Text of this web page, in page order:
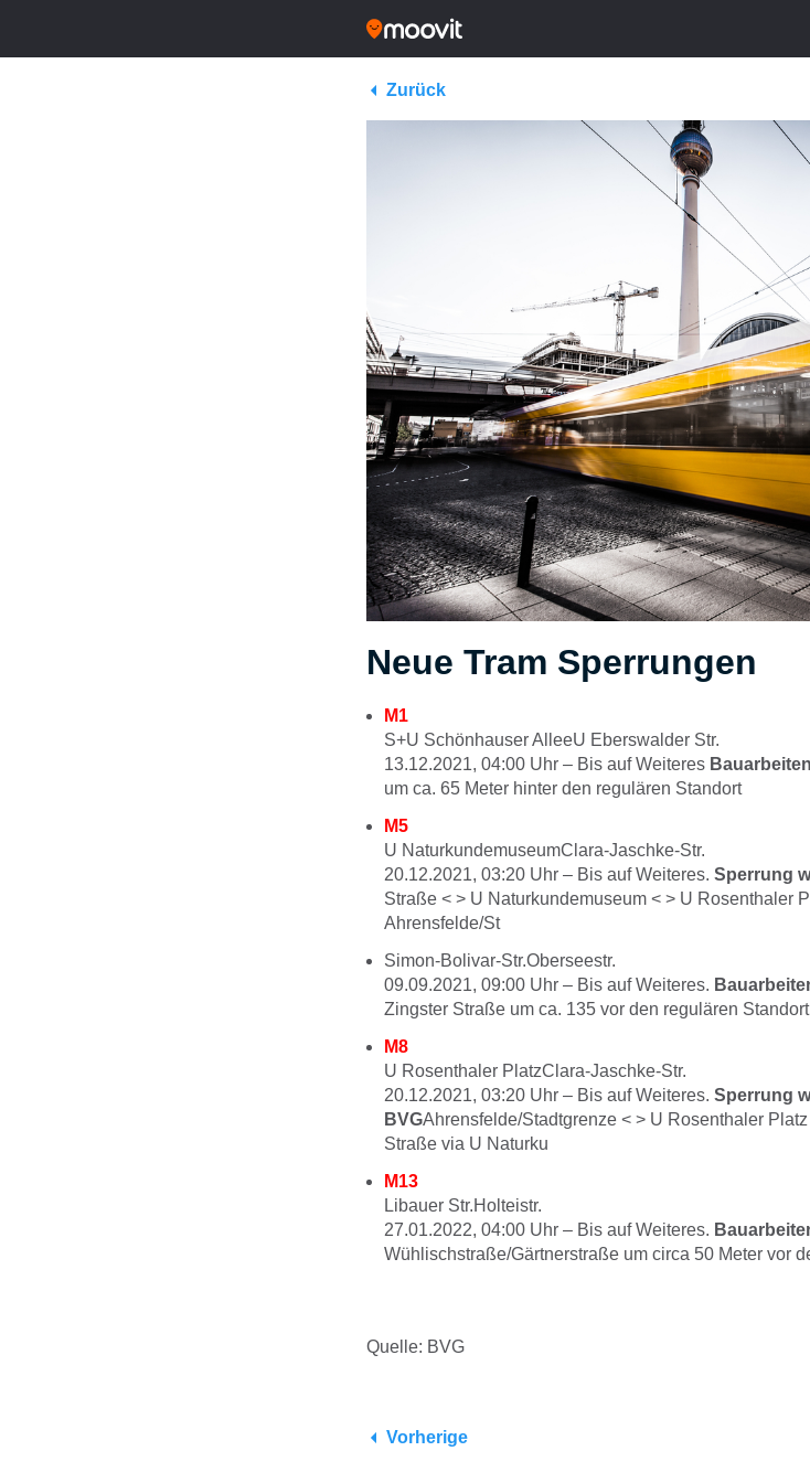
Zurück
Neue Tram Sperrungen
M1
S+U Schönhauser AlleeU Eberswalder Str.
13.12.2021, 04:00 Uhr – Bis auf Weiteres Bauarbeiten
um ca. 65 Meter hinter den regulären Standort
M5
U NaturkundemuseumClara-Jaschke-Str.
20.12.2021, 03:20 Uhr – Bis auf Weiteres. Sperrung
Straße < > U Naturkundemuseum < > U Rosenthaler
Ahrensfelde/St
Simon-Bolivar-Str.Oberseestr.
09.09.2021, 09:00 Uhr – Bis auf Weiteres.
Zingster Straße um ca. 135 vor den regulären Standort
M8
U Rosenthaler PlatzClara-Jaschke-Str.
20.12.2021, 03:20 Uhr – Bis auf Weiteres. Sperrung
BVGAhrensfelde/Stadtgrenze < > U Rosenthaler
Straße via U Naturku
M13
Libauer Str.Holteistr.
27.01.2022, 04:00 Uhr – Bis auf Weiteres.
Wühlischstraße/Gärtnerstraße um circa 50 Meter vor
Quelle: BVG
Vorherige